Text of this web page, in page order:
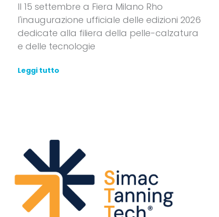
Il 15 settembre a Fiera Milano Rho
l'inaugurazione ufficiale delle edizioni 2026
dedicate alla filiera della pelle-calzatura
e delle tecnologie
Leggi tutto